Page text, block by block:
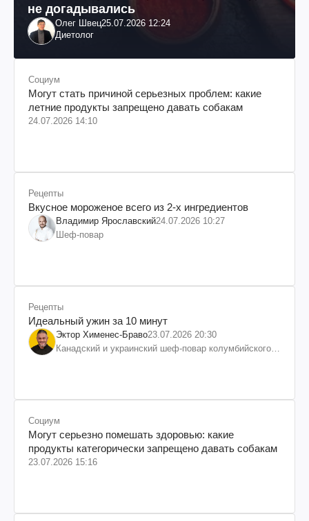
не догадывались
Олег Швец25.07.2026 12:24
Диетолог
Социум
Могут стать причиной серьезных проблем: какие
летние продукты запрещено давать собакам
24.07.2026 14:10
Рецепты
Вкусное мороженое всего из 2-х ингредиентов
Владимир Ярославский24.07.2026 10:27
Шеф-повар
Рецепты
Идеальный ужин за 10 минут
Эктор Хименес-Браво23.07.2026 20:30
Канадский и украинский шеф-повар колумбийского
Социум
Могут серьезно помешать здоровью: какие
продукты категорически запрещено давать собакам
23.07.2026 15:16